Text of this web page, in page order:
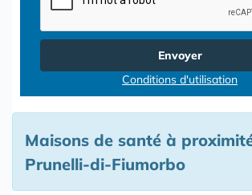
Envoyer
Conditions d'utilisation
Maisons de santé à
Prunelli-di-Fiumorbo